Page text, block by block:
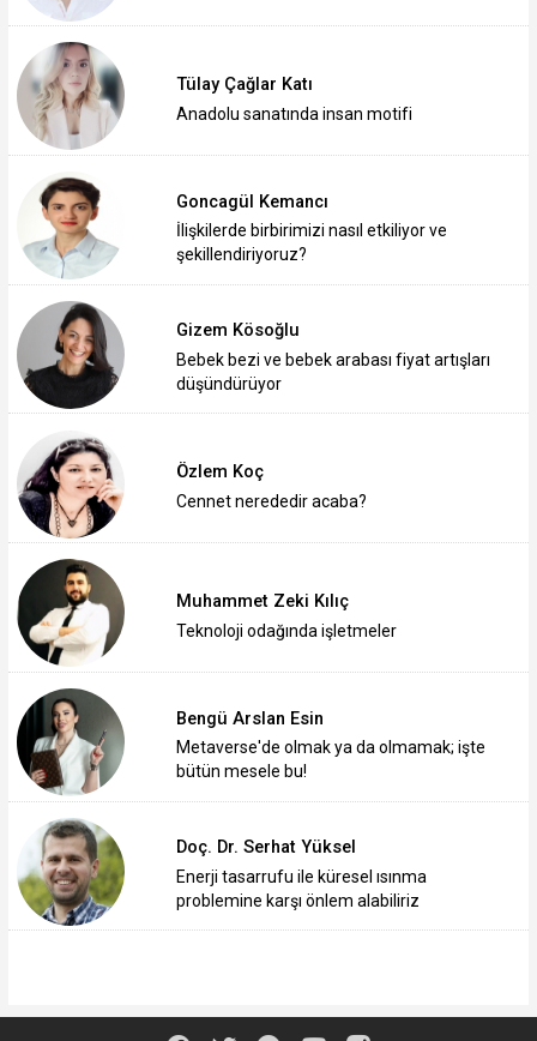
Tülay Çağlar Katı
Anadolu sanatında insan motifi
Goncagül Kemancı
İlişkilerde birbirimizi nasıl etkiliyor ve
şekillendiriyoruz?
Gizem Kösoğlu
Bebek bezi ve bebek arabası fiyat artışları
düşündürüyor
Özlem Koç
Cennet nerededir acaba?
Muhammet Zeki Kılıç
Teknoloji odağında işletmeler
Bengü Arslan Esin
Metaverse'de olmak ya da olmamak; işte
bütün mesele bu!
Doç. Dr. Serhat Yüksel
Enerji tasarrufu ile küresel ısınma
problemine karşı önlem alabiliriz